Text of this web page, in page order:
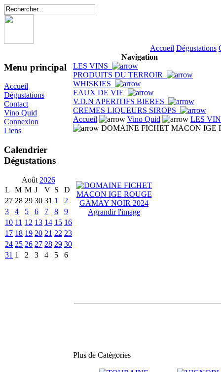
Accueil Dégustations
Menu principal
Accueil
Dégustations
Contact
Vino Quid
Connexion
Liens
Calendrier
Dégustations
Août 2026
L
M M J V S
D
27 28 29 30 31 1
2
3
4 5 6 7 8
9
10 11 12 13 14 15 16
17 18 19 20 21 22 23
24 25 26 27 28 29 30
31 1 2 3 4 5 6
Navigation
LES VINS
PRODUITS DU TERROIR
WHISKIES
EAUX DE VIE
V.D.N APERITIFS BIERES
CREMES LIQUEURS SIROPS
Accueil
Vino Quid
LES
DOMAINE FICHET MACON IGE
Agrandir l'image
Plus de Catégories